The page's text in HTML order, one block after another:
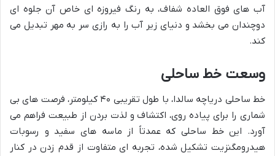
آب های فوق العاده شفاف، به رنگ فیروزه ای خاص آن جلوه ای
دوچندان می بخشد و دنیای زیر آب را به رازی سر به مهر تبدیل می
کند.
وسعت خط ساحلی
خط ساحلی دریاچه سالدا، با طول تقریبی ۴۰ کیلومتر، فرصت های بی
شماری را برای پیاده روی، اکتشاف و لذت بردن از طبیعت فراهم می
آورد. این خط ساحلی که عمدتاً از ماسه های سفید و رسوبات
هیدرومگنزیت تشکیل شده، تجربه ای متفاوت از قدم زدن در کنار